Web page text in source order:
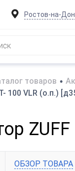
Ростов-на-
товаров •
100 VLR (о.п.)
ОБЗОР ТОВАРА